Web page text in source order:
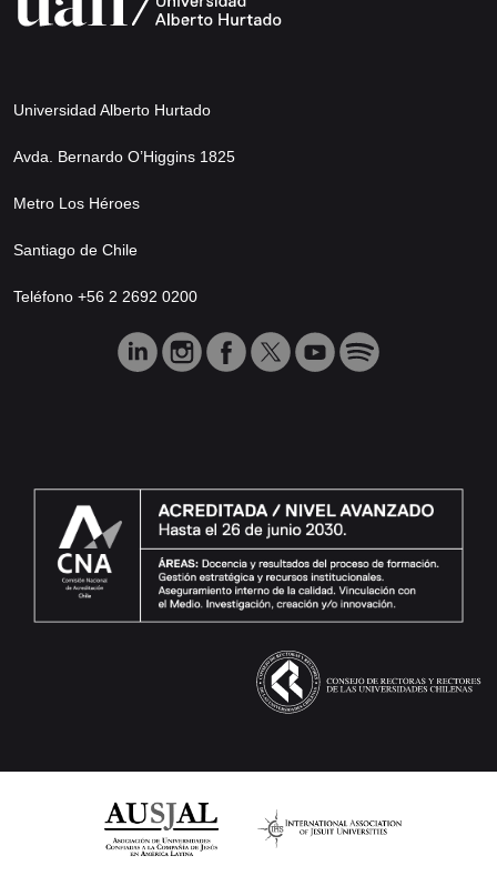
Universidad Alberto Hurtado
Avda. Bernardo O’Higgins 1825
Metro Los Héroes
Santiago de Chile
Teléfono +56 2 2692 0200